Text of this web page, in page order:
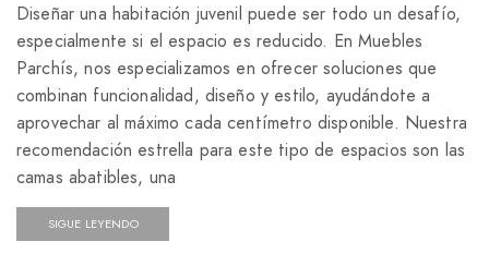
Diseñar una habitación juvenil puede ser todo un desafío,
especialmente si el espacio es reducido. En Muebles
Parchís, nos especializamos en ofrecer soluciones que
combinan funcionalidad, diseño y estilo, ayudándote a
aprovechar al máximo cada centímetro disponible. Nuestra
recomendación estrella para este tipo de espacios son las
camas abatibles, una
SIGUE LEYENDO